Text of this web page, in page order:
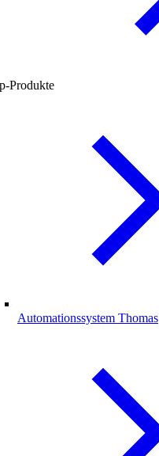
Produkte
Automationssystem Thomas